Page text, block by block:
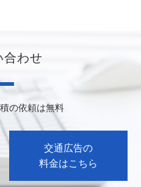
合わせ
の依頼は無料
交通広告の
料金はこちら